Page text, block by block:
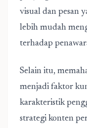
visual dan pesan
lebih mudah
terhadap
Selain itu,
menjadi faktor
karakteristik
strategi konten